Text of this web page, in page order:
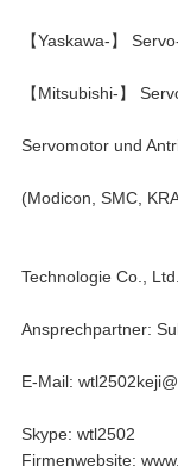
【Yaskawa-】
【Mitsubishi-】
Servomotor und
(Modicon, SMC,
Technologie Co.,
Ansprechpartner:
E-Mail:
Skype: wtl2502
Firmenwebsite: